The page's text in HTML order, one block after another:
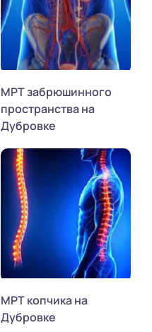
МРТ забрюшинного
пространства на
Дубровке
МРТ копчика на
Дубровке